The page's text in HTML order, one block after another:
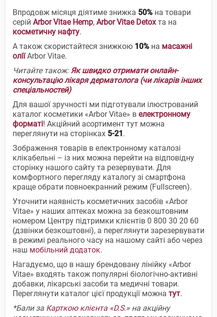
Впродовж місяця діятиме знижка 50% на товари
серій Arbor Vitae Hemp, Arbor Vitae Detoxта на
косметичну нафту.
А також скористайтеся знижкою 10% на масажні
оліїArbor Vitae.
Читайте також:Як швидко отримати онлайн-
консультацію лікаря дерматолога (чи лікарів інших
спеціальностей)
Для вашої зручності ми підготували ілюстрований
каталог косметики «Arbor Vitae» в електронному
форматі! Акційний асортимент тут можна
переглянути на сторінках 5-21 .
Зображення товарів в електронному каталозі
клікабельні – із них можна перейти на відповідну
сторінку нашого сайту та резервувати. Для
комфортного перегляду каталогу зі смартфона
краще обрати повноекранний режим (Fullscreen).
Уточнити наявність косметичних засобів «Arbor
Vitae» у наших аптеках можна за безкоштовним
номером Центру підтримки клієнтів 0 800 30 20 60
(дзвінки безкоштовні), а переглянути зарезервувати
в режимі реального часу на нашому сайті або через
наш мобільний додаток.
Нагадуємо, що в нашу брендовану лінійку «Arbor
Vitae» входять також популярні біологічно-активні
добавки, лікарські засоби та медичні товари.
Переглянути каталог цієї продукції можна тут.
*Бали за Карткою клієнта «D.S.» на акційну